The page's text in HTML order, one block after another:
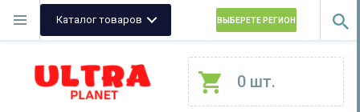
Каталог товаров ВЫБЕРЕТЕ РЕГИОН
0 шт.